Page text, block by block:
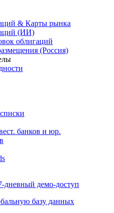
& Карты рынка
(ИИ)
облигаций
(Россия)
банков и юр.
дневный демо-доступ
базу данных